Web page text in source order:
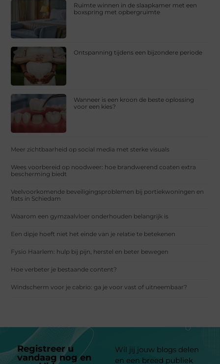
Ruimte winnen in de slaapkamer met een
boxspring met opbergruimte
Ontspanning tijdens een bijzondere periode
Wanneer is een kroon de beste oplossing
voor een kies?
Meer zichtbaarheid op social media met sterke visuals
Wees voorbereid op noodweer: hoe brandwerend coaten extra
bescherming biedt
Veelvoorkomende beveiligingsproblemen bij portiekwoningen en
flats in Schiedam
Waarom een gymzaalvloer onderhouden belangrijk is
Een dipje hoeft niet het einde van je relatie te betekenen
Fysio Haarlem: hulp bij pijn, herstel en beter bewegen
Hoe verbeter je bestaande content?
Windscherm voor je cabrio: ga je voor vast of uitneembaar?
Registreer u
vandaag nog en
Wil jij jouw blogs delen
en een breed publiek